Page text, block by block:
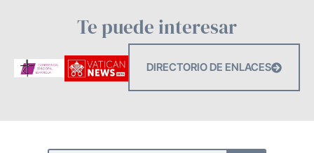
Te puede interesar
DIRECTORIO DE ENLACES